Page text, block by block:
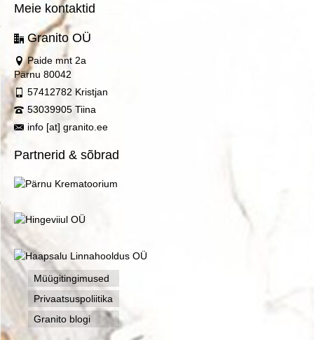
Meie kontaktid
Granito OÜ
Paide mnt 2a
Pärnu 80042
57412782 Kristjan
53039905 Tiina
info [at] granito.ee
Partnerid & sõbrad
Müügitingimused
Privaatsuspoliitika
Granito blogi